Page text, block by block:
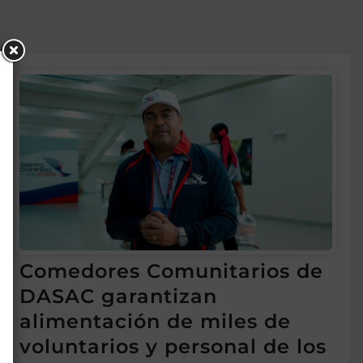
Comedores Comunitarios de
DASAC garantizan
alimentación de miles de
voluntarios y personal de los